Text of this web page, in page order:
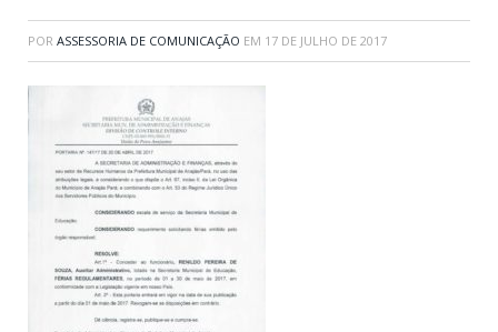
POR ASSESSORIA DE COMUNICAÇÃO EM 17 DE JULHO DE 2017